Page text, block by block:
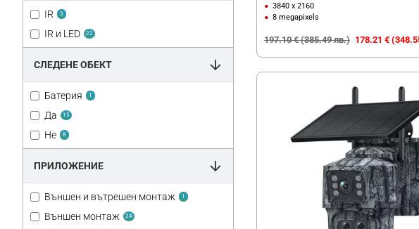
IR 3
IR и LED 22
СЛЕДЕНЕ ОБЕКТ
Батерия 1
Да 15
Не 8
ПРИЛОЖЕНИЕ
Външен и вътрешен монтаж 1
Външен монтаж 24
3840 x 2160
8 megapixels
178.21 €
197.10 € (385.49 лв.)